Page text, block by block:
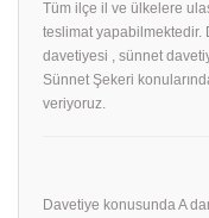
Tüm ilçe il ve ülkelere
teslimat yapabilmektedir.
davetiyesi , sünnet
Sünnet Şekeri
veriyoruz.
Davetiye konusunda A